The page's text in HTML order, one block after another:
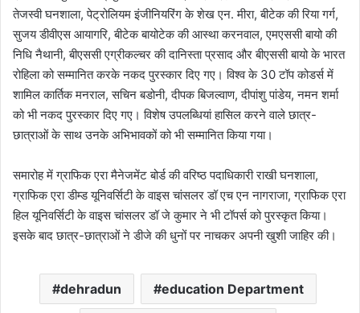
तेजस्वी घनशाला, पेट्रोलियम इंजीनियरिंग के शेख एन. मीरा, बीटेक की रिया गर्ग,
सुजय डीवीएस आयागरि, बीटेक बायोटेक की आस्था करनवाल, एमएससी बायो की
निधि नैथानी, बीएससी एग्रीकल्चर की दानिस्ता प्रसाद और बीएससी बायो के भारत
रोहिला को सम्मानित करके नकद पुरस्कार दिए गए। विश्व के 30 टॉप कोडर्स में
शामिल कार्तिक मनराल, सचिन बडोनी, दीपक बिजल्वाण, दीपांशु पांडेय, नमन शर्मा
को भी नकद पुरस्कार दिए गए। विशेष उपलब्धियां हासिल करने वाले छात्र-
छात्राओं के साथ उनके अभिभावकों को भी सम्मानित किया गया।
समारोह में ग्राफिक एरा मैनेजमेंट बोर्ड की वरिष्ठ पदाधिकारी राखी घनशाला,
ग्राफिक एरा डीम्ड यूनिवर्सिटी के वाइस चांसलर डॉ एच एन नागराजा, ग्राफिक एरा
हिल यूनिवर्सिटी के वाइस चांसलर डॉ जे कुमार ने भी टॉपर्स को पुरस्कृत किया।
इसके बाद छात्र-छात्राओं ने डीजे की धुनों पर नाचकर अपनी खुशी जाहिर की।
dehradun education Department